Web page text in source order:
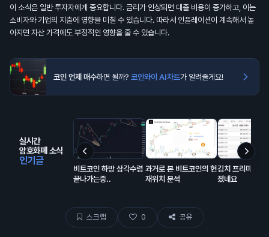
이 소식은 일반 투자자에게 중요합니다. 금리가 인상되면 대출 비용이 증가하고, 이는
소비자와 기업의 지출에 영향을 미칠 수 있습니다. 따라서 인플레이션이 계속해서 높
아지면 자산 가격에도 부정적인 영향을 줄 수 있습니다.
코인 언제 매수하면 될까? 코인와이 AI차트가 알려줄게요!
실시간
암호화폐 소식
인기글
비트코인 하방 삼각수렴
끝나가는중..
과거로 본 비트코인의 현
재위치 분석
김치 프리미엄
졌네요
스크랩 0 공유